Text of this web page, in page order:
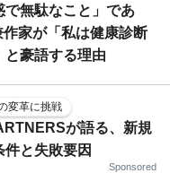
で無駄なこと」であ
家が「私は健康診断
と豪語する理由
変革に挑戦
が語る、新規
と失敗要因
Sponsored